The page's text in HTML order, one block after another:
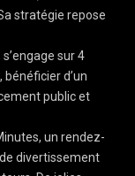
stratégie repose
sur 4
d’un
public et
un rendez-
divertissement